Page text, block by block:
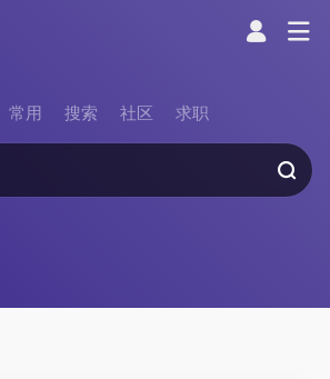
常用 搜索 社区 求职